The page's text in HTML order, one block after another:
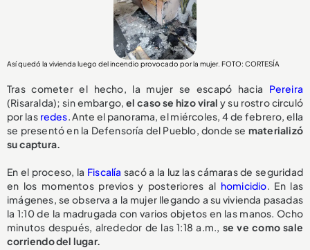
Así quedó la vivienda luego del incendio provocado por la mujer. FOTO: CORTESÍA
Tras cometer el hecho, la mujer se escapó hacia Pereira
(Risaralda); sin embargo, el caso se hizo viral y su rostro circuló
por las redes. Ante el panorama, el miércoles, 4 de febrero, ella
se presentó en la Defensoría del Pueblo, donde se materializó
su captura.
En el proceso, la Fiscalía sacó a la luz las cámaras de seguridad
en los momentos previos y posteriores al homicidio. En las
imágenes, se observa a la mujer llegando a su vivienda pasadas
la 1:10 de la madrugada con varios objetos en las manos. Ocho
minutos después, alrededor de las 1:18 a.m., se ve como sale
corriendo del lugar.